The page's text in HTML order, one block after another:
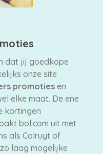
dat jij goedkope
onze site
promoties en
elke maat. De ene
kortingen
bol.com uit met
als Colruyt of
laag mogelijke